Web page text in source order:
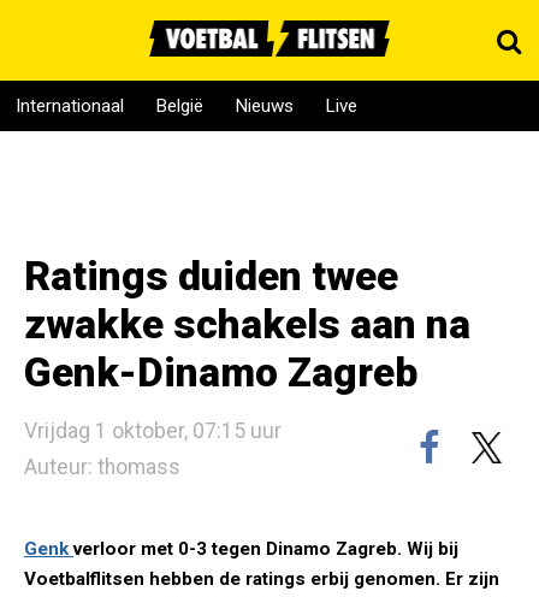
Internationaal België Nieuws Live
Ratings duiden twee
zwakke schakels aan na
Genk-Dinamo Zagreb
Vrijdag 1 oktober, 07:15 uur
Auteur: thomass
Genkverloor met 0-3 tegen Dinamo Zagreb. Wij bij
Voetbalflitsen hebben de ratings erbij genomen. Er zijn